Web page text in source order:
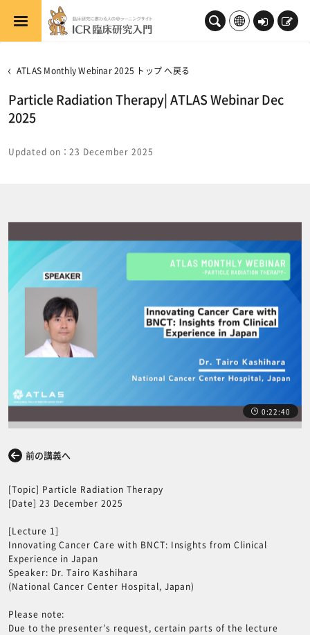
メインコンテンツへスキップする
ロ
新
ATLAS Monthly Webinar 2025 トップ へ戻る
Particle Radiation Therapy| ATLAS Webinar Dec
2025
Updated on：23 December 2025
0:22:40
前の講義へ
[Topic] Particle Radiation Therapy
[Date] 23 December 2025
[Lecture 1]
Innovating Cancer Care with BNCT: Insights from Clinical
Experience in Japan
Speaker: Dr. Tairo Kashihara
(National Cancer Center Hospital, Japan)
Please note:
Due to the presenter’s request, certain parts of the lecture